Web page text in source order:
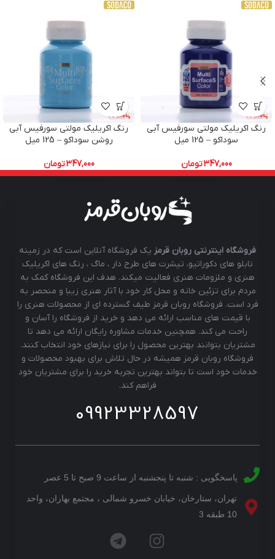
رنگ اکریلیک مولتی سورفیس آبی
سوداکو – 125 میل
347,000تومان
رنگ اکریلیک مولتی سورفیس آبی
روشن سوداکو – 125 میل
347,000تومان
فروشگاه اینترنتی روبان قرمز یک فروشگاه آنلاین است که در زمینه
تابلو های دکوراتیو، تیشرت های طرح دار ، ماگ ، رنگ های اکریلیک
هنری و ملزومات هنری فعالیت میکند. هدف این فروشگاه کمک به
مردم برای تزئین خانه و محل کار خود با آثار هنری زیبا و منحصر به
فرد است. فروشگاه روبان قرمز طیف گسترده ای از محصولات هنری را
با قیمت های مناسب ارائه می دهد و خرید از فروشگاه را آسان و
راحت می کند. همچنین خدمات مشاوره رایگان ارائه می دهد تا
مشتریان بتوانند بهترین محصول را برای نیازهای خود انتخاب کنند.
فروشگاه روبان قرمز همیشه در حال تلاش برای بهبود محصولات و
خدمات خود است تا بتواند بهترین تجربه خرید را برای مشتریان خود
فراهم کند.
09923328597
پاسخگویی : شنبه تا پنجشنبه از ساعت 9 صبح تا 5 عصر
تهران، ستارخان، خیابان خسرو شمالی ، مجتمع بهاران، واحد
10 طبقه 3